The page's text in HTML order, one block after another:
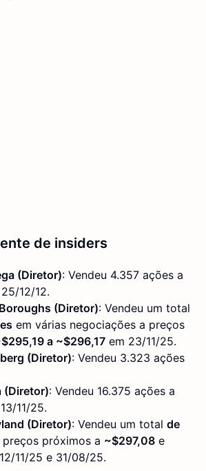
de insiders
(Diretor): Vendeu 4.357 ações a
12/12.
(Diretor): Vendeu um total
em várias negociações a preços
a ~$296,17 em 23/11/25.
(Diretor): Vendeu 3.323 ações
(Diretor): Vendeu 16.375 ações a
11/25.
(Diretor): Vendeu um total de
preços próximos a ~$297,08 e
11/25 e 31/08/25.